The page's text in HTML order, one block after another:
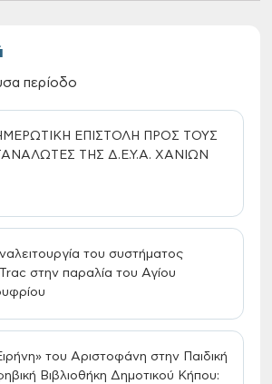
περίοδο
ΕΠΙΣΤΟΛΗ ΠΡΟΣ ΤΟΥΣ
ΤΗΣ Δ.Ε.Υ.Α. ΧΑΝΙΩΝ
του συστήματος
στην παραλία του Αγίου
του Αριστοφάνη στην Παιδική
Βιβλιοθήκη Δημοτικού Κήπου: